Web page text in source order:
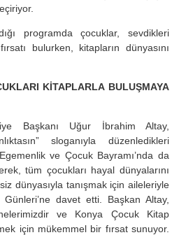
programda çocuklar, sevdikleri
bulurken, kitapların dünyasını
KİTAPLARLA BULUŞMAYA
Başkanı Uğur İbrahim Altay,
sloganıyla düzenledikleri
ve Çocuk Bayramı’nda da
tüm çocukları hayal dünyalarını
dünyasıyla tanışmak için aileleriyle
davet etti. Başkan Altay,
ve Konya Çocuk Kitap
için mükemmel bir fırsat sunuyor.